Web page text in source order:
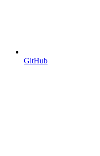
GitHub